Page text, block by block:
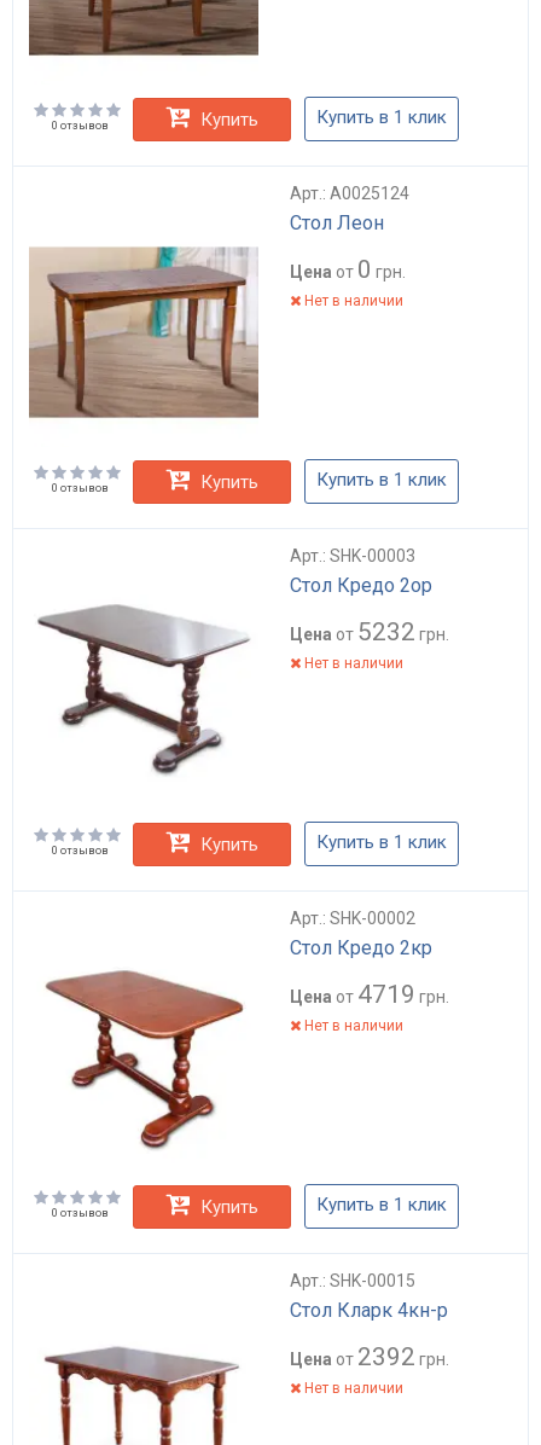
0 отзывов Купить Купить в 1 клик
Арт.: А0025124
Стол Леон
Цена от 0 грн.
Нет в наличии
0 отзывов Купить Купить в 1 клик
Арт.: SHK-00003
Стол Кредо 2ор
Цена от 5232 грн.
Нет в наличии
0 отзывов Купить Купить в 1 клик
Арт.: SHK-00002
Стол Кредо 2кр
Цена от 4719 грн.
Нет в наличии
0 отзывов Купить Купить в 1 клик
Арт.: SHK-00015
Стол Кларк 4кн-р
Цена от 2392 грн.
Нет в наличии